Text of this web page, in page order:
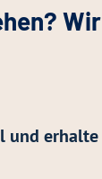
Wir
und erhalte